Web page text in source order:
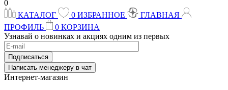
0
КАТАЛОГ
0 ИЗБРАННОЕ
ГЛАВНАЯ
ПРОФИЛЬ
0 КОРЗИНА
Узнавай о новинках и акциях одним из первых
Подписаться
Написать менеджеру в чат
Интернет-магазин